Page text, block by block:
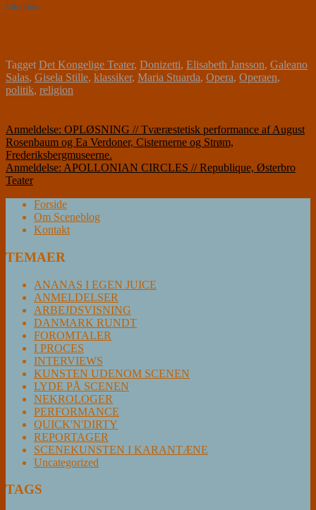
Like this:
TaggetDet Kongelige Teater, Donizetti, Elisabeth Jansson, Galeano
Salas, Gisela Stille, klassiker, Maria Stuarda, Opera, Operaen,
politik, religion
Indlægsnavigation
Anmeldelse: OPLØSNING // Tværæstetisk performance af August
Rosenbaum og Ea Verdoner, Cisternerne og Strøm,
Frederiksbergmuseerne.
Anmeldelse: APOLLONIAN CIRCLES // Republique, Østerbro
Teater
Forside
Om Sceneblog
Kontakt
TEMAER
ANANAS I EGEN JUICE
ANMELDELSER
ARBEJDSVISNING
DANMARK RUNDT
FOROMTALER
I PROCES
INTERVIEWS
KUNSTEN UDENOM SCENEN
LYDE PÅ SCENEN
NEKROLOGER
PERFORMANCE
QUICK'N'DIRTY
REPORTAGER
SCENEKUNSTEN I KARANTÆNE
Uncategorized
TAGS